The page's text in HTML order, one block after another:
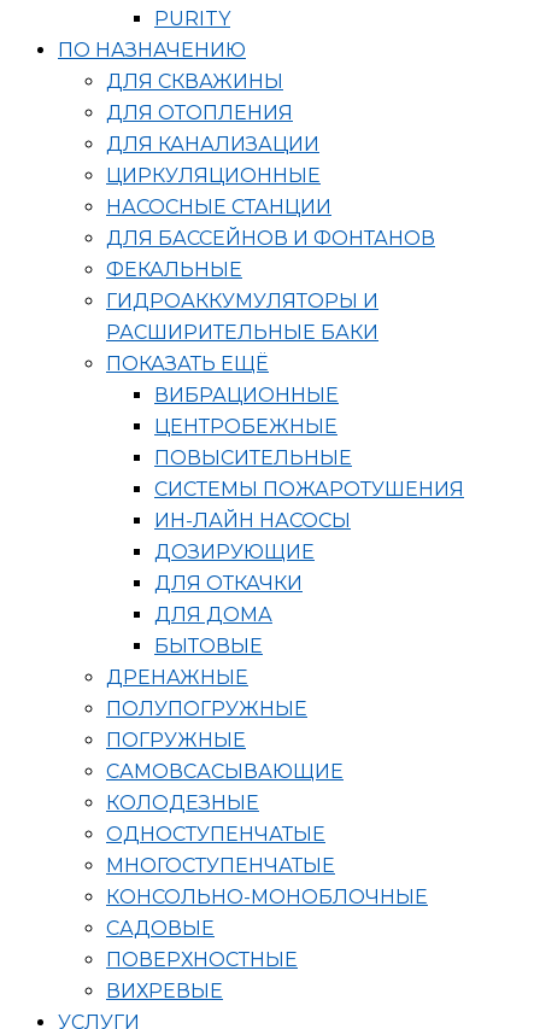
PURITY
ПО НАЗНАЧЕНИЮ
ДЛЯ СКВАЖИНЫ
ДЛЯ ОТОПЛЕНИЯ
ДЛЯ КАНАЛИЗАЦИИ
ЦИРКУЛЯЦИОННЫЕ
НАСОСНЫЕ СТАНЦИИ
ДЛЯ БАССЕЙНОВ И ФОНТАНОВ
ФЕКАЛЬНЫЕ
ГИДРОАККУМУЛЯТОРЫ И
РАСШИРИТЕЛЬНЫЕ БАКИ
ПОКАЗАТЬ ЕЩЁ
ВИБРАЦИОННЫЕ
ЦЕНТРОБЕЖНЫЕ
ПОВЫСИТЕЛЬНЫЕ
СИСТЕМЫ ПОЖАРОТУШЕНИЯ
ИН-ЛАЙН НАСОСЫ
ДОЗИРУЮЩИЕ
ДЛЯ ОТКАЧКИ
ДЛЯ ДОМА
БЫТОВЫЕ
ДРЕНАЖНЫЕ
ПОЛУПОГРУЖНЫЕ
ПОГРУЖНЫЕ
САМОВСАСЫВАЮЩИЕ
КОЛОДЕЗНЫЕ
ОДНОСТУПЕНЧАТЫЕ
МНОГОСТУПЕНЧАТЫЕ
КОНСОЛЬНО-МОНОБЛОЧНЫЕ
САДОВЫЕ
ПОВЕРХНОСТНЫЕ
ВИХРЕВЫЕ
УСЛУГИ